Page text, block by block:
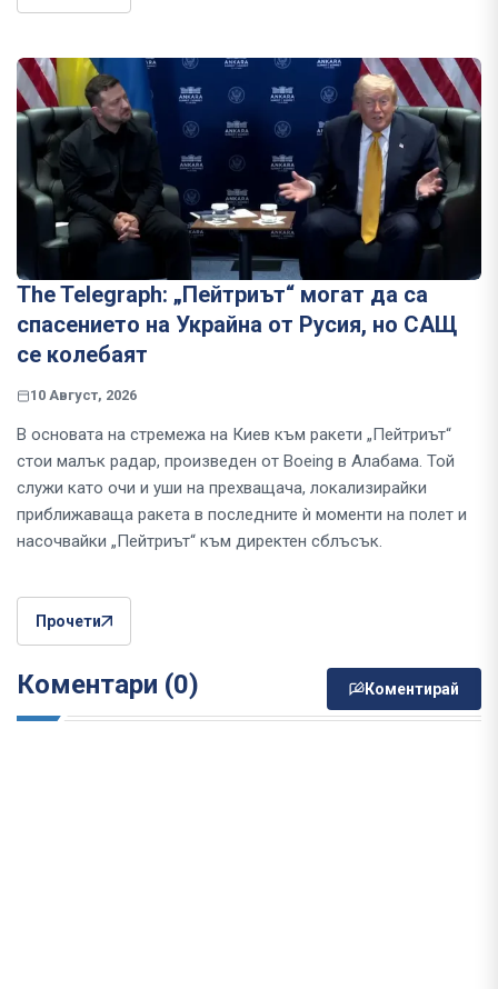
The Telegraph: „Пейтриът“ могат да са
спасението на Украйна от Русия, но САЩ
се колебаят
10 Август, 2026
В основата на стремежа на Киев към ракети „Пейтриът“
стои малък радар, произведен от Boeing в Алабама. Той
служи като очи и уши на прехващача, локализирайки
приближаваща ракета в последните ѝ моменти на полет и
насочвайки „Пейтриът“ към директен сблъсък.
Прочети
Коментари (0) Коментирай